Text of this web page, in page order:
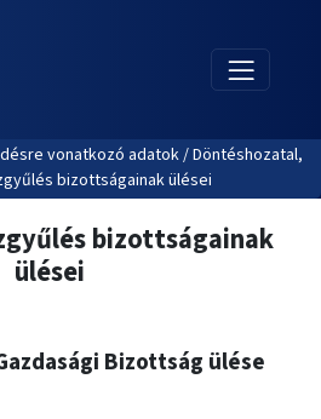
vonatkozó adatok / Döntéshozatal,
bizottságainak ülései
bizottságainak
ülései
Bizottság ülése